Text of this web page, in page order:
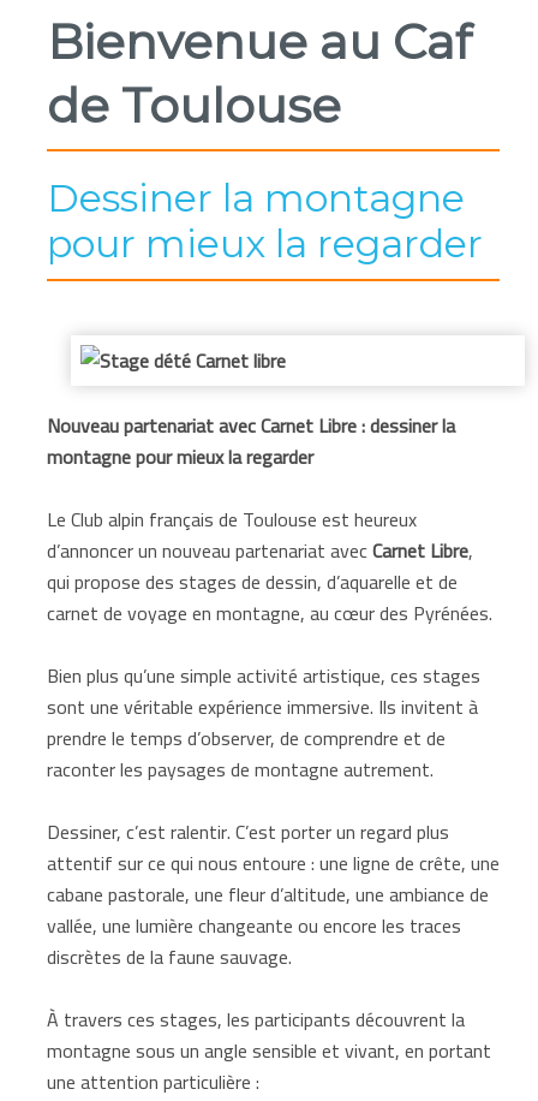
Bienvenue au Caf
de Toulouse
Dessiner la montagne
pour mieux la regarder
Nouveau partenariat avec Carnet Libre :dessiner la
montagne pour mieux la regarder
Le Club alpin français de Toulouse est heureux
d’annoncer un nouveau partenariat avecCarnet Libre,
qui propose des stages de dessin, d’aquarelle et de
carnet de voyage en montagne, au cœur des Pyrénées.
Bien plus qu’une simple activité artistique, ces stages
sont une véritable expérience immersive. Ils invitent à
prendre le temps d’observer, de comprendre et de
raconter les paysages de montagne autrement.
Dessiner, c’est ralentir. C’est porter un regard plus
attentif sur ce qui nous entoure : une ligne de crête, une
cabane pastorale, une fleur d’altitude, une ambiance de
vallée, une lumière changeante ou encore les traces
discrètes de la faune sauvage.
À travers ces stages, les participants découvrent la
montagne sous un angle sensible et vivant, en portant
une attention particulière :